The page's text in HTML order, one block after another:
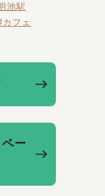
池駅
カフェ
ー